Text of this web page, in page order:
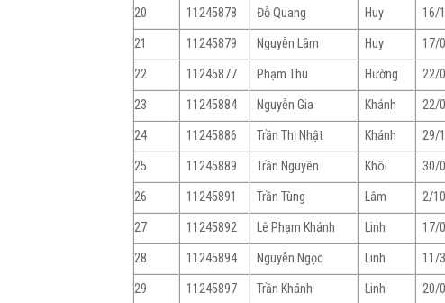
20
11245878 Đỗ Quang Huy
16/
21
11245879 Nguyễn Lâm Huy
17/
22
11245877 Phạm Thu Hường
22/
23
11245884 Nguyễn Gia Khánh
22/
24
11245886 Trần Thị Nhật Khánh
29/
25
11245889 Trần Nguyên Khôi
30/
26
11245891 Trần Tùng Lâm
2/
27
11245892 Lê Phạm Khánh Linh 17/
28
11245894 Nguyễn Ngọc Linh
11/
29
11245897 Trần Khánh Linh
20/